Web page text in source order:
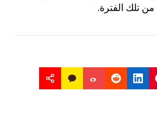
من تلك الفترة.